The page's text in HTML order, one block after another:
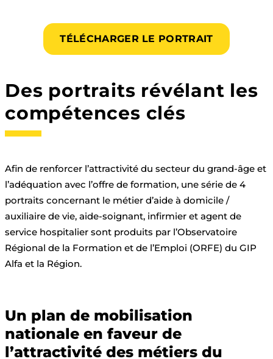
TÉLÉCHARGER LE PORTRAIT
Des portraits révélant les
compétences clés
Afin de renforcer l’attractivité du secteur du grand-âge et
l’adéquation avec l’offre de formation, une série de 4
portraits concernant le métier d’aide à domicile /
auxiliaire de vie, aide-soignant, infirmier et agent de
service hospitalier sont produits par l’Observatoire
Régional de la Formation et de l’Emploi (ORFE) du GIP
Alfa et la Région.
Un plan de mobilisation
nationale en faveur de
l’attractivité des métiers du